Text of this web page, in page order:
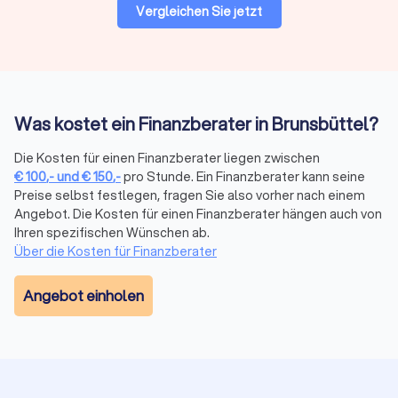
Auf Trustlocal können Sie Ihre Bedürfnisse beschreiben und
Versicherungen, Altersvorsorge,
Vermögensplanung und mehr
Die komplexe Welt der Finanzen wird mit dem richtigen
Finanzberater an Ihrer Seite zu einem Segen für Ihr
Vermögen. Seriosität, Zuverlässigkeit, Fachkenntnisse zu
sind daher die maßgeblichen Aspekte, die Sie bei der Wahl
der passenden Finanzberatung in Brunsbüttel
Vergleichen Sie jetzt
Was kostet ein Finanzberater in Brunsbüttel?
Die Kosten für einen Finanzberater liegen zwischen
€100,-und€150,-pro Stunde. Ein Finanzberater kann seine
Preise selbst festlegen, fragen Sie also vorher nach einem
Angebot. Die Kosten für einen Finanzberater hängen auch von
Ihren spezifischen Wünschen ab.
Über die Kosten für Finanzberater
Angebot einholen